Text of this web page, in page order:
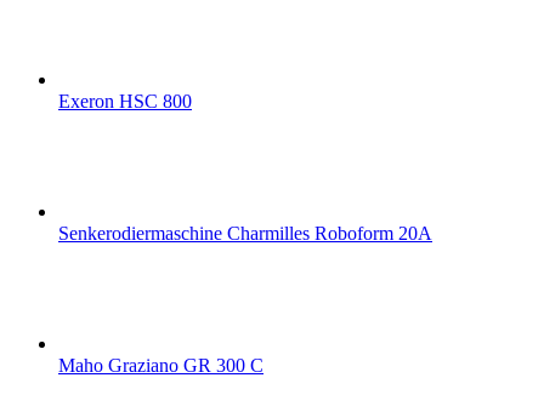
Exeron HSC 800
Senkerodiermaschine Charmilles Roboform 20A
Maho Graziano GR 300 C